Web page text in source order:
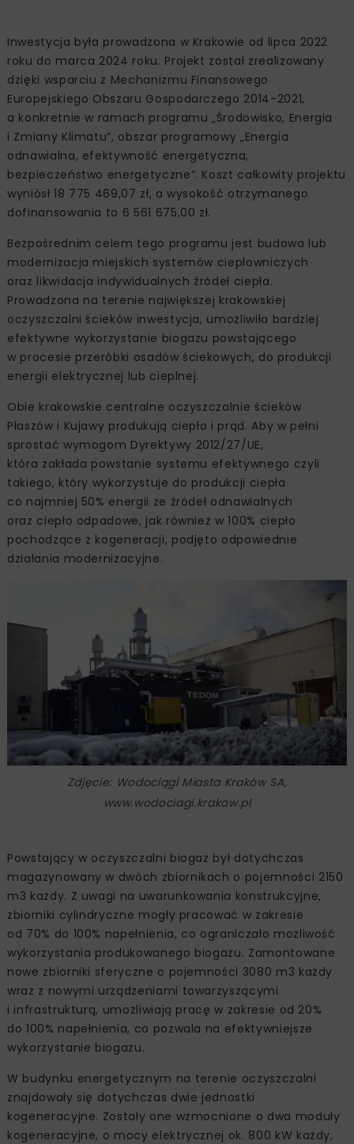
Inwestycja była prowadzona w Krakowie od lipca 2022
roku do marca 2024 roku. Projekt został zrealizowany
dzięki wsparciu z Mechanizmu Finansowego
Europejskiego Obszaru Gospodarczego 2014-2021,
a konkretnie w ramach programu „Środowisko, Energia
i Zmiany Klimatu”, obszar programowy „Energia
odnawialna, efektywność energetyczna,
bezpieczeństwo energetyczne”. Koszt całkowity projektu
wyniósł 18 775 469,07 zł, a wysokość otrzymanego
dofinansowania to 6 561 675,00 zł.
Bezpośrednim celem tego programu jest budowa lub
modernizacja miejskich systemów ciepłowniczych
oraz likwidacja indywidualnych źródeł ciepła.
Prowadzona na terenie największej krakowskiej
oczyszczalni ścieków inwestycja, umożliwiła bardziej
efektywne wykorzystanie biogazu powstającego
w procesie przeróbki osadów ściekowych, do produkcji
energii elektrycznej lub cieplnej.
Obie krakowskie centralne oczyszczalnie ścieków
Płaszów i Kujawy produkują ciepło i prąd. Aby w pełni
sprostać wymogom Dyrektywy 2012/27/UE,
która zakłada powstanie systemu efektywnego czyli
takiego, który wykorzystuje do produkcji ciepła
co najmniej 50% energii ze źródeł odnawialnych
oraz ciepło odpadowe, jak również w 100% ciepło
pochodzące z kogeneracji, podjęto odpowiednie
działania modernizacyjne.
Zdjęcie: Wodociągi Miasta Kraków SA,
www.wodociagi.krakow.pl
Powstający w oczyszczalni biogaz był dotychczas
magazynowany w dwóch zbiornikach o pojemności 2150
m3 każdy. Z uwagi na uwarunkowania konstrukcyjne,
zbiorniki cylindryczne mogły pracować w zakresie
od 70% do 100% napełnienia, co ograniczało możliwość
wykorzystania produkowanego biogazu. Zamontowane
nowe zbiorniki sferyczne o pojemności 3080 m3 każdy
wraz z nowymi urządzeniami towarzyszącymi
i infrastrukturą, umożliwiają pracę w zakresie od 20%
do 100% napełnienia, co pozwala na efektywniejsze
wykorzystanie biogazu.
W budynku energetycznym na terenie oczyszczalni
znajdowały się dotychczas dwie jednostki
kogeneracyjne. Zostały one wzmocnione o dwa moduły
kogeneracyjne, o mocy elektrycznej ok. 800 kW każdy,